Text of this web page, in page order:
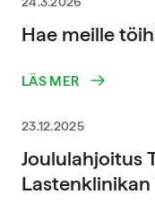
Hae meille
LÄS MER
23.12.2025
Joululahjoitus
Lastenklinikan